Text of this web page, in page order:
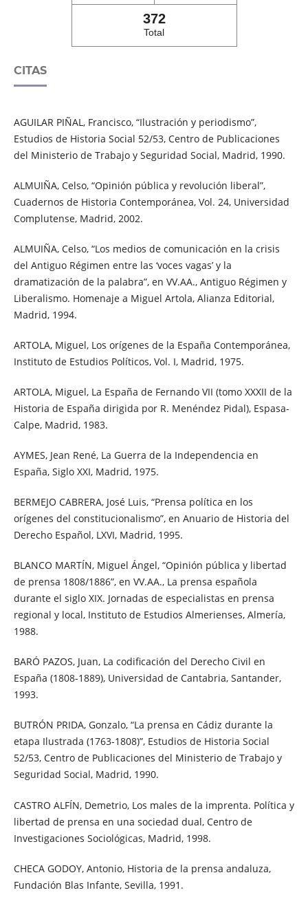
372
Total
CITAS
AGUILAR PIÑAL, Francisco, “Ilustración y periodismo”,
Estudios de Historia Social 52/53, Centro de Publicaciones
del Ministerio de Trabajo y Seguridad Social, Madrid, 1990.
ALMUIÑA, Celso, “Opinión pública y revolución liberal”,
Cuadernos de Historia Contemporánea, Vol. 24, Universidad
Complutense, Madrid, 2002.
ALMUIÑA, Celso, “Los medios de comunicación en la crisis
del Antiguo Régimen entre las ‘voces vagas’ y la
dramatización de la palabra”, en VV.AA., Antiguo Régimen y
Liberalismo. Homenaje a Miguel Artola, Alianza Editorial,
Madrid, 1994.
ARTOLA, Miguel, Los orígenes de la España Contemporánea,
Instituto de Estudios Políticos, Vol. I, Madrid, 1975.
ARTOLA, Miguel, La España de Fernando VII (tomo XXXII de la
Historia de España dirigida por R. Menéndez Pidal), Espasa-
Calpe, Madrid, 1983.
AYMES, Jean René, La Guerra de la Independencia en
España, Siglo XXI, Madrid, 1975.
BERMEJO CABRERA, José Luis, “Prensa política en los
orígenes del constitucionalismo”, en Anuario de Historia del
Derecho Español, LXVI, Madrid, 1995.
BLANCO MARTÍN, Miguel Ángel, “Opinión pública y libertad
de prensa 1808/1886”, en VV.AA., La prensa española
durante el siglo XIX. Jornadas de especialistas en prensa
regional y local, Instituto de Estudios Almerienses, Almería,
1988.
BARÓ PAZOS, Juan, La codificación del Derecho Civil en
España (1808-1889), Universidad de Cantabria, Santander,
1993.
BUTRÓN PRIDA, Gonzalo, “La prensa en Cádiz durante la
etapa Ilustrada (1763-1808)”, Estudios de Historia Social
52/53, Centro de Publicaciones del Ministerio de Trabajo y
Seguridad Social, Madrid, 1990.
CASTRO ALFÍN, Demetrio, Los males de la imprenta. Política y
libertad de prensa en una sociedad dual, Centro de
Investigaciones Sociológicas, Madrid, 1998.
CHECA GODOY, Antonio, Historia de la prensa andaluza,
Fundación Blas Infante, Sevilla, 1991.